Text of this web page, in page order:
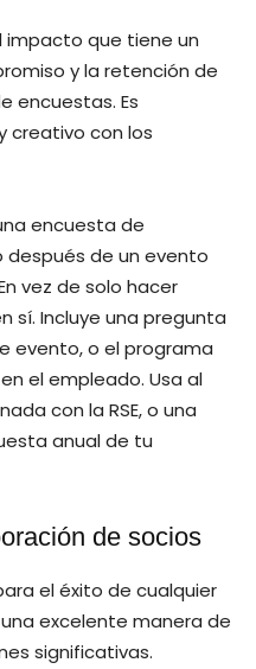
impacto que tiene un
y la retención de
encuestas. Es
creativo con los
encuesta de
después de un evento
vez de solo hacer
sí. Incluye una pregunta
evento, o el programa
el empleado. Usa al
con la RSE, o una
anual de tu
de socios
el éxito de cualquier
una excelente manera de
significativas.